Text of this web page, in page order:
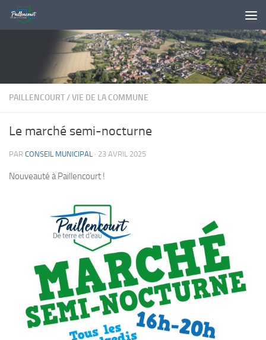
Skip to content
PAILLENCOURT/VIE DE LA COMMUNE
Le marché semi-nocturne
PAR CONSEIL MUNICIPAL · 23 AVRIL 2025
Nouveauté à Paillencourt !